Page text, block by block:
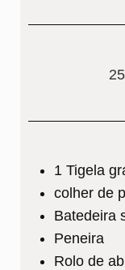
25
1 Tigela
colher de
Batedeira
Peneira
Rolo de